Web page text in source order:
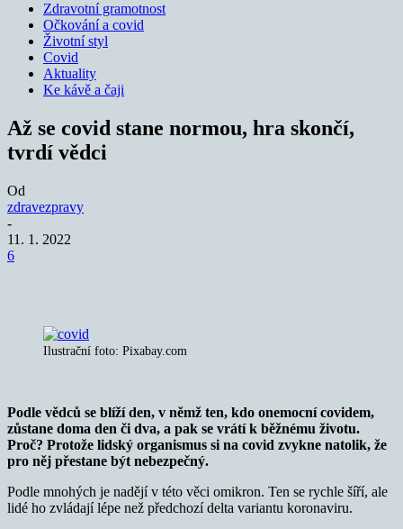
Zdravotní gramotnost
Očkování a covid
Životní styl
Covid
Aktuality
Ke kávě a čaji
Až se covid stane normou, hra skončí,
tvrdí vědci
Od
zdravezpravy
-
11. 1. 2022
6
Ilustrační foto: Pixabay.com
Podle vědců se blíží den, v němž ten, kdo onemocní covidem,
zůstane doma den či dva, a pak se vrátí k běžnému životu.
Proč? Protože lidský organismus si na covid zvykne natolik, že
pro něj přestane být nebezpečný.
Podle mnohých je nadějí v této věci omikron. Ten se rychle šíří, ale
lidé ho zvládají lépe než předchozí delta variantu koronaviru.